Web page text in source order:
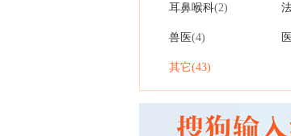
耳鼻喉科(2)
兽医(4)
其它(43)